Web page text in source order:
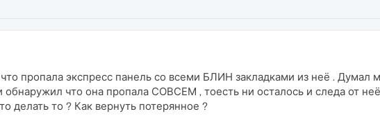
пропала экспресс панель со всеми БЛИН закладками из неё . Думал
обнаружил что она пропала СОВСЕМ , тоесть ни осталось и следа от
делать то ? Как вернуть потерянное ?